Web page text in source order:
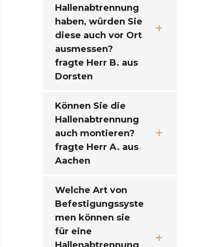
Hallenabtrennung
haben, würden Sie
diese auch vor Ort
ausmessen?
fragte Herr B. aus
Dorsten
Können Sie die
Hallenabtrennung
auch montieren?
fragte Herr A. aus
Aachen
Welche Art von
Befestigungssyste
men können sie
für eine